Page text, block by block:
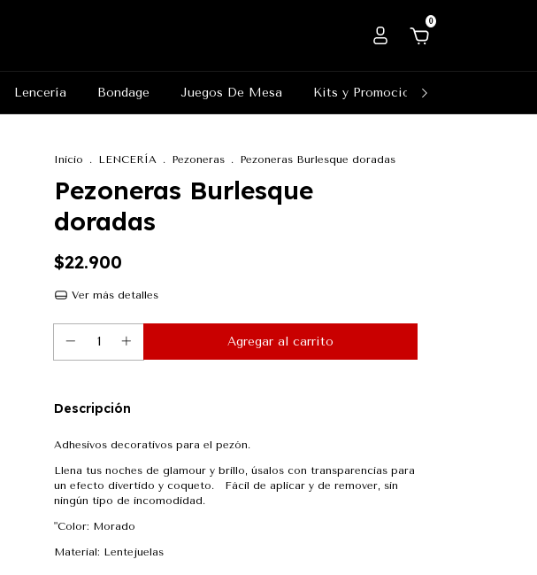
0
Lencería Bondage Juegos De Mesa Kits y Promociones
Inicio . LENCERÍA . Pezoneras . Pezoneras Burlesque doradas
Pezoneras Burlesque
doradas
$22.900
Ver más detalles
Descripción
Adhesivos decorativos para el pezón.
Llena tus noches de glamour y brillo, úsalos con transparencias para
un efecto divertido y coqueto. Fácil de aplicar y de remover, sin
ningún tipo de incomodidad.
"Color: Morado
Material: Lentejuelas